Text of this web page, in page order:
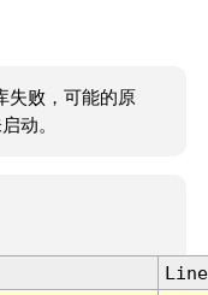
失败，可能的原
动。
Line